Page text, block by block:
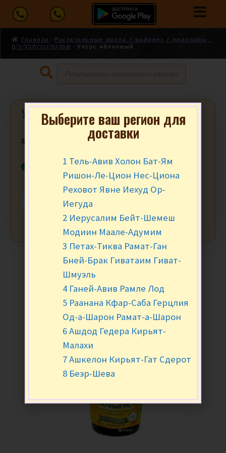
Главная
Растительные масла / майонез / приправы -
שמן/מיונז/תבלינים
Уксус яблочный
Уксус яблочный
₪ за шт.
В наличии
+
Выберите ваш регион для
доставки
1 Тель-Авив Холон Бат-Ям
Ришон-Ле-Цион Нес-Циона
Реховот Явне Иехуд Ор-
Иегуда
2 Иерусалим Бейт-Шемеш
Модиин Маале-Адумим
3 Петах-Тиква Рамат-Ган
Бней-Брак Гиватаим Гиват-
Шмуэль
4 Ганей-Авив Рамле Лод
5 Раанана Кфар-Саба Герцлия
Од-а-Шарон Рамат-а-Шарон
6 Ашдод Гедера Кирьят-
Малахи
7 Ашкелон Кирьят-Гат Сдерот
8 Беэр-Шева